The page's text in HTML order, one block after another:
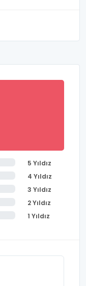
5 Yıldız
4 Yıldız
3 Yıldız
2 Yıldız
1 Yıldız